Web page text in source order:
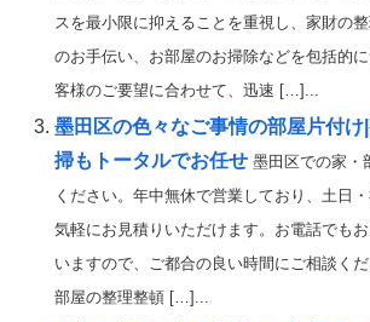
スを最小限に抑えることを重視し、家財の
のお手伝い、お部屋のお掃除などを包括的
客様のご要望に合わせて、迅速 […]...
墨田区の色々なご事情の部屋片付
掃もトータルでお任せ 墨田区での家・
ください。年中無休で営業しており、土日
気軽にお見積りいただけます。お電話でも
いますので、ご都合の良い時間にご相談く
部屋の整理整頓 […]...